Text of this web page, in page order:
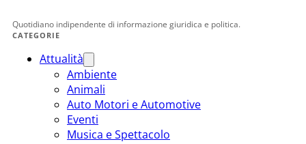
Quotidiano indipendente di informazione giuridica e politica.
CATEGORIE
Attualità
Ambiente
Animali
Auto Motori e Automotive
Eventi
Musica e Spettacolo